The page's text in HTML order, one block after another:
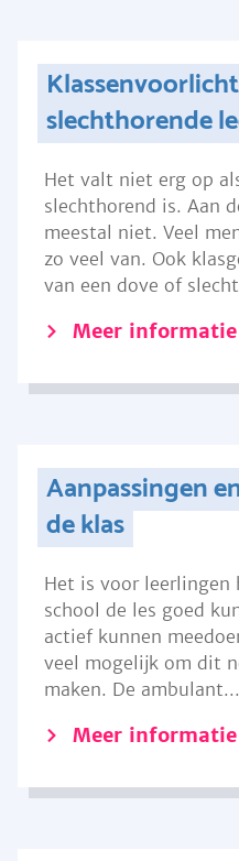
slechthorende
Het valt niet erg op
slechthorend is. Aan
meestal niet. Veel
zo veel van. Ook
van een dove of
Meer informatie
Aanpassingen
de klas
Het is voor leerlingen
school de les goed
actief kunnen
veel mogelijk om dit
maken. De ambulant...
Meer informatie